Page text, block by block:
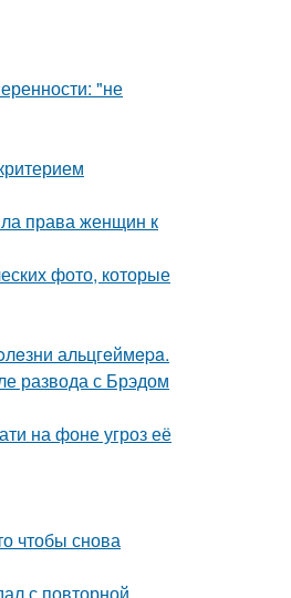
"не
права женщин к
фото, которые
альцгeймepa.
развода с Брэдом
на фоне угроз её
чтобы снова